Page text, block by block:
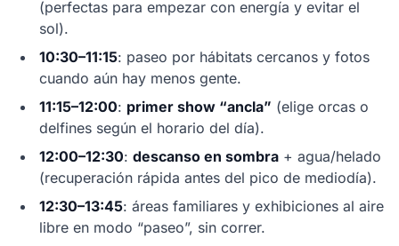
(perfectas para empezar con energía y evitar el
sol).
10:30–11:15: paseo por hábitats cercanos y fotos
cuando aún hay menos gente.
11:15–12:00: primer show “ancla” (elige orcas o
delfines según el horario del día).
12:00–12:30: descanso en sombra + agua/helado
(recuperación rápida antes del pico de mediodía).
12:30–13:45: áreas familiares y exhibiciones al aire
libre en modo “paseo”, sin correr.